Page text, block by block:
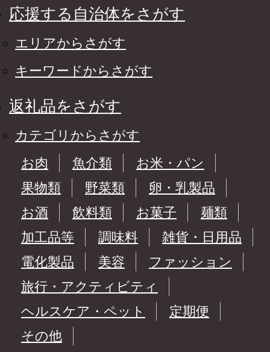
応援する自治体をさがす
エリアからさがす
キーワードからさがす
返礼品をさがす
カテゴリからさがす
お肉
魚介類
お米・パン
果物類
野菜類
卵・乳製品
お酒
飲料類 お菓子
麺類
加工品等
調味料
雑貨・日用品
電化製品
美容
ファッション
旅行・アクティビティ
ヘルスケア・ペット
定期便
その他